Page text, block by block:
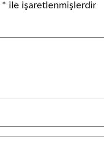
* ile işaretlenmişlerdir